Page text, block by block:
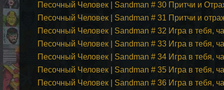
Песочный Человек | Sandman # 30 Притчи и
Песочный Человек | Sandman # 31 Притчи и
Песочный Человек | Sandman # 32 Игра в тебя,
Песочный Человек | Sandman # 33 Игра в тебя,
Песочный Человек | Sandman # 34 Игра в тебя,
Песочный Человек | Sandman # 35 Игра в тебя,
Песочный Человек | Sandman # 36 Игра в тебя,